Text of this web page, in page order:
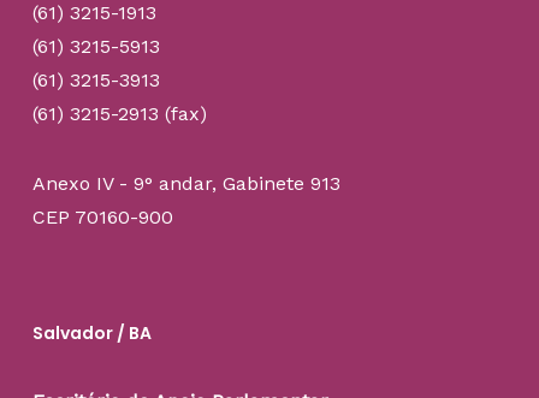
(61) 3215-1913
(61) 3215-5913
(61) 3215-3913
(61) 3215-2913 (fax)
Anexo IV - 9° andar, Gabinete 913
CEP 70160-900
Salvador / BA